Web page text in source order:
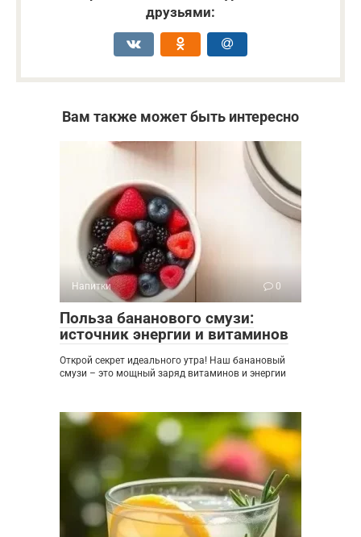
друзьями:
Вам также может быть интересно
Напитки 0
Польза бананового смузи:
источник энергии и витаминов
Открой секрет идеального утра! Наш банановый
смузи – это мощный заряд витаминов и энергии